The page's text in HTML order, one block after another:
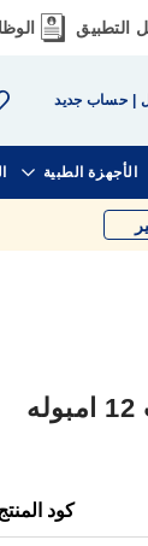
التطبيق
حساب جديد
الأجهزة الطبية
كود